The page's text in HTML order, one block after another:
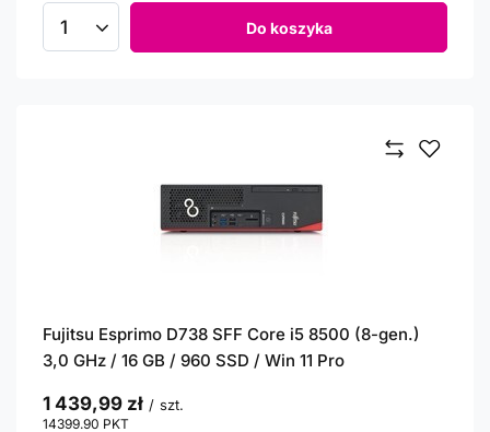
Ilość produktów Do koszyka
Fujitsu Esprimo D738 SFF Core i5 8500 (8-gen.)
3,0 GHz / 16 GB / 960 SSD / Win 11 Pro
1 439,99 zł / szt.
14399.90 PKT